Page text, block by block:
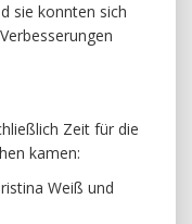
sie konnten sich
Zeit für die
kamen:
Weiß und